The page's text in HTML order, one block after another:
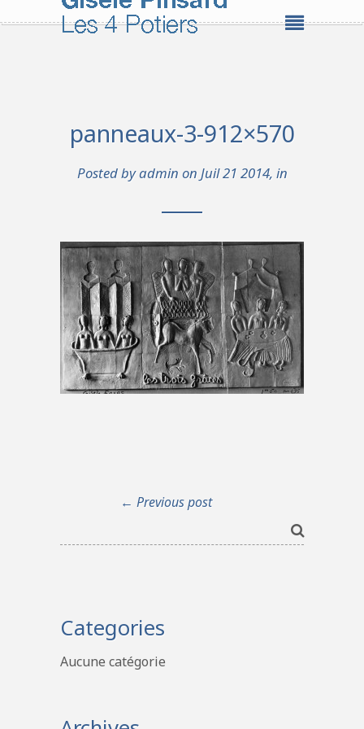
panneaux-3-912×570
Posted byadmin on Juil 21 2014, in
← Previous post
Categories
Aucune catégorie